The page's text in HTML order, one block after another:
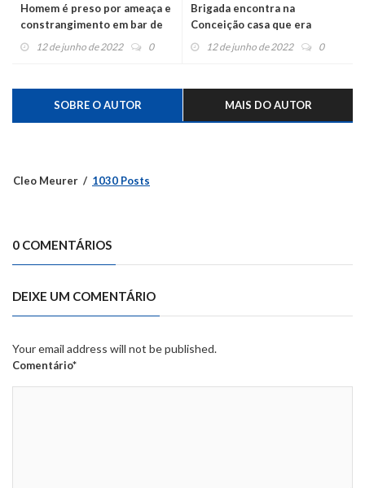
Homem é preso por ameaça e
constrangimento em bar de
Salvador do Sul
12 de junho de 2022 0
Brigada encontra na
Conceição casa que era
depósito de drogas e tinha
12 de junho de 2022 0
SOBRE O AUTOR MAIS DO AUTOR
Cleo Meurer 1030 Posts
0 COMENTÁRIOS
DEIXE UM COMENTÁRIO
Your email address will not be published.
Comentário*